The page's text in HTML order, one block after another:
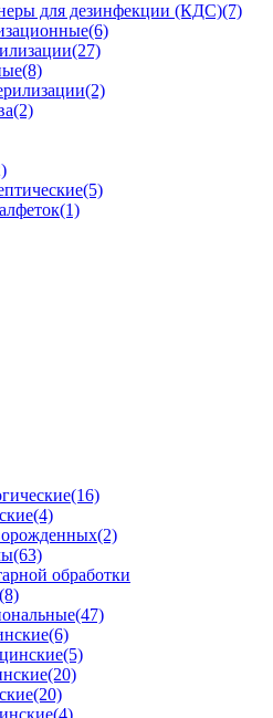
для дезинфекции (КДС)(7)
(6)
(27)
(8)
(2)
(2)
(5)
(1)
(16)
(4)
(2)
(63)
обработки
(8)
(47)
(6)
(5)
(20)
(20)
(4)